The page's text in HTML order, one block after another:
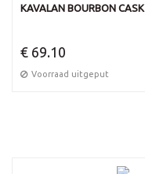
KAVALAN BOURBON CASK
€ 69.10
Voorraad uitgeput